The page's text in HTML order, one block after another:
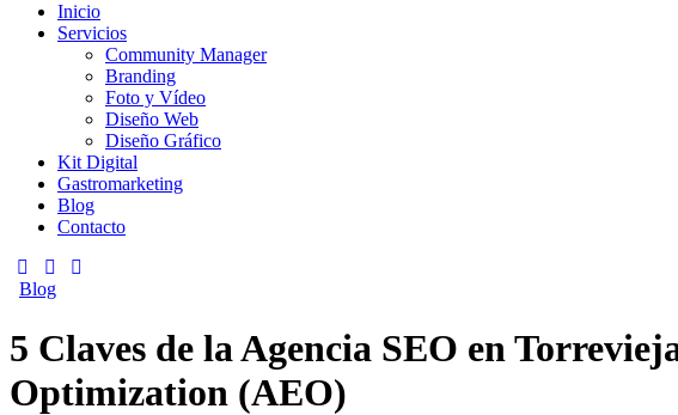
Inicio
Servicios
Community Manager
Branding
Foto y Vídeo
Diseño Web
Diseño Gráfico
Kit Digital
Gastromarketing
Blog
Contacto
Blog
5 Claves de la Agencia SEO en
Optimization (AEO)